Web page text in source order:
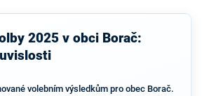
2025 v obci Borač:
volebním výsledkům pro obec Borač.